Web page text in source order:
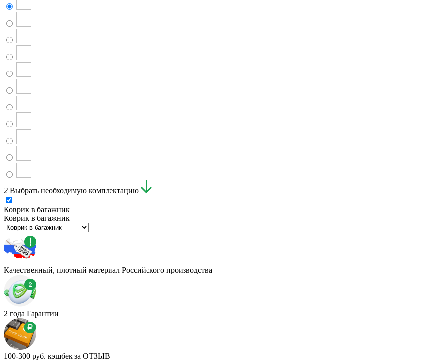
2 Выбрать необходимую комплектацию
Коврик в багажник
Коврик в багажник
Качественный, плотный материал Российского производства
2 года Гарантии
100-300 руб. кэшбек за ОТЗЫВ